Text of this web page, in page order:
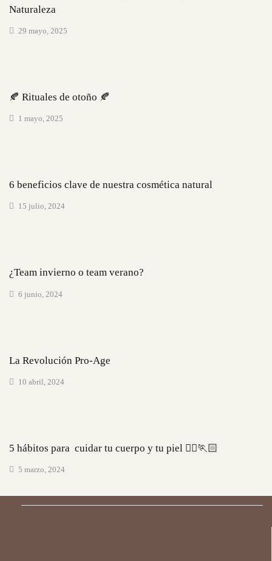
Naturaleza
29 mayo, 2025
🍂 Rituales de otoño 🍂
1 mayo, 2025
6 beneficios clave de nuestra cosmética natural
15 julio, 2024
¿Team invierno o team verano?
6 junio, 2024
La Revolución Pro-Age
10 abril, 2024
5 hábitos para cuidar tu cuerpo y tu piel 🏃‍♀️🏃🏻
5 marzo, 2024